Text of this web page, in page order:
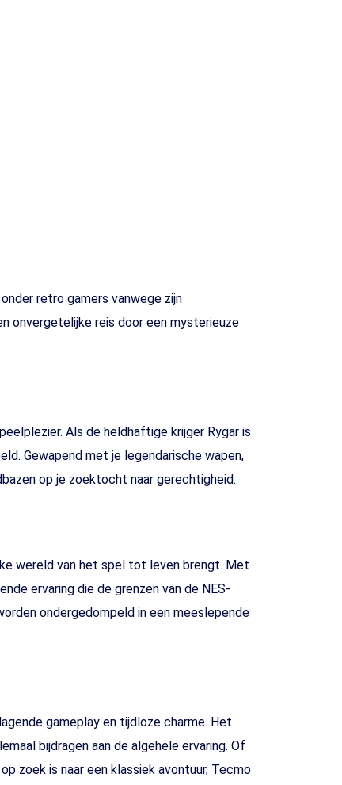
retro gamers vanwege zijn
onvergetelijke reis door een mysterieuze
Als de heldhaftige krijger Rygar is
Gewapend met je legendarische wapen,
op je zoektocht naar gerechtigheid.
wereld van het spel tot leven brengt. Met
ervaring die de grenzen van de NES-
ondergedompeld in een meeslepende
gameplay en tijdloze charme. Het
bijdragen aan de algehele ervaring. Of
zoek is naar een klassiek avontuur, Tecmo